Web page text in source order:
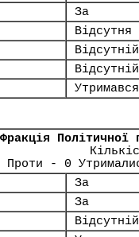
За
Відсутня
Відсутній
Відсутній
Утримався
Фракція Політичної
- 0
За
За
Відсутній